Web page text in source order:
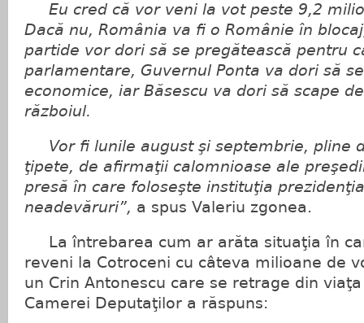
Eu cred că vor veni la vot peste 9,2
Dacă nu, România va fi o Românie în
partide vor dori să se pregătească pentru
parlamentare, Guvernul Ponta va dori să
economice, iar Băsescu va dori să scape
războiul.
Vor fi lunile august şi septembrie, pline
ţipete, de afirmaţii calomnioase ale
presă în care foloseşte instituţia
neadevăruri”, a spus Valeriu zgonea.
La întrebarea cum ar arăta situaţia în
reveni la Cotroceni cu câteva milioane de
un Crin Antonescu care se retrage din
Camerei Deputaţilor a răspuns: